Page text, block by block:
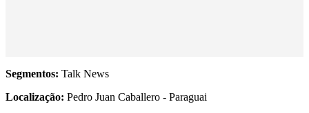
Segmentos: Talk News
Localização: Pedro Juan Caballero - Paraguai